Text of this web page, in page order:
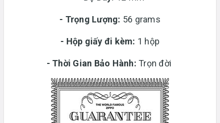
- Trọng Lượng: 56 grams
- Hộp giấy đi kèm: 1 hộp
- Thời Gian Bảo Hành: Trọn đời